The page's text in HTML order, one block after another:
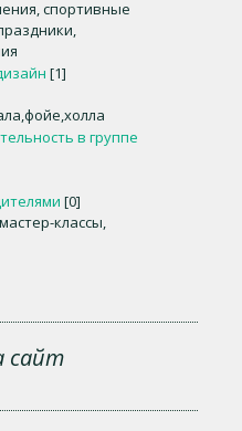
спортивные
[1]
в группе
[0]
классы,
сайт